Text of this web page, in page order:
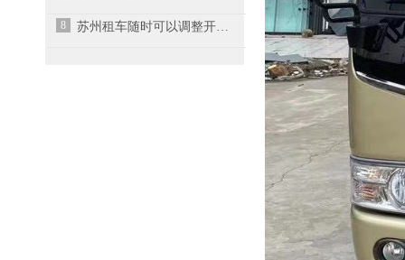
8 苏州租车随时可以调整开支，风险小，灵活性强